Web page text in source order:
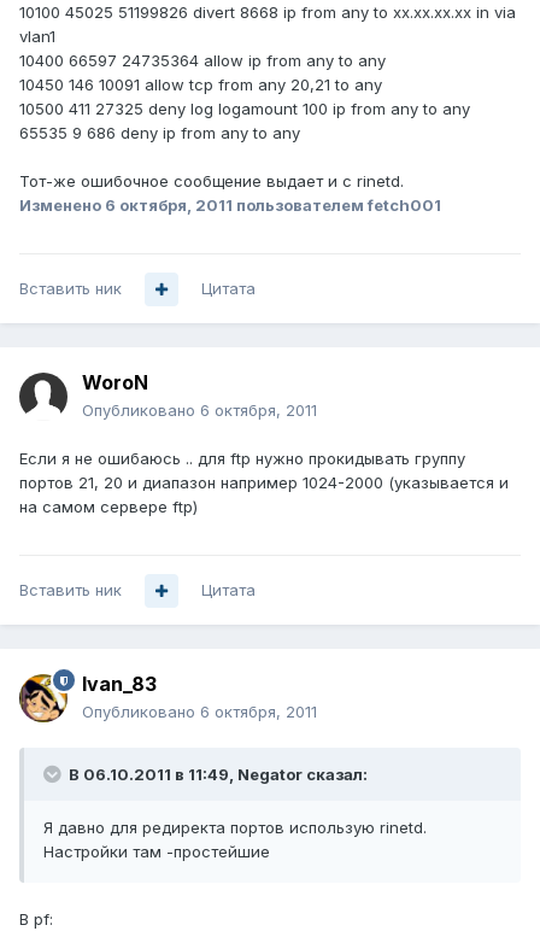
10100 45025 51199826 divert 8668 ip from any to xx.xx.xx.xx in via
vlan1
10400 66597 24735364 allow ip from any to any
10450 146 10091 allow tcp from any 20,21 to any
10500 411 27325 deny log logamount 100 ip from any to any
65535 9 686 deny ip from any to any
Тот-же ошибочное сообщение выдает и с rinetd.
Изменено 6 октября, 2011 пользователем fetch001
Вставить ник Цитата
WoroN
Опубликовано 6 октября, 2011
Если я не ошибаюсь .. для ftp нужно прокидывать группу
портов 21, 20 и диапазон например 1024-2000 (указывается и
на самом сервере ftp)
Вставить ник Цитата
Ivan_83
Опубликовано 6 октября, 2011
В 06.10.2011 в 11:49, Negator сказал:
Я давно для редиректа портов использую rinetd.
Настройки там -простейшие
В pf: